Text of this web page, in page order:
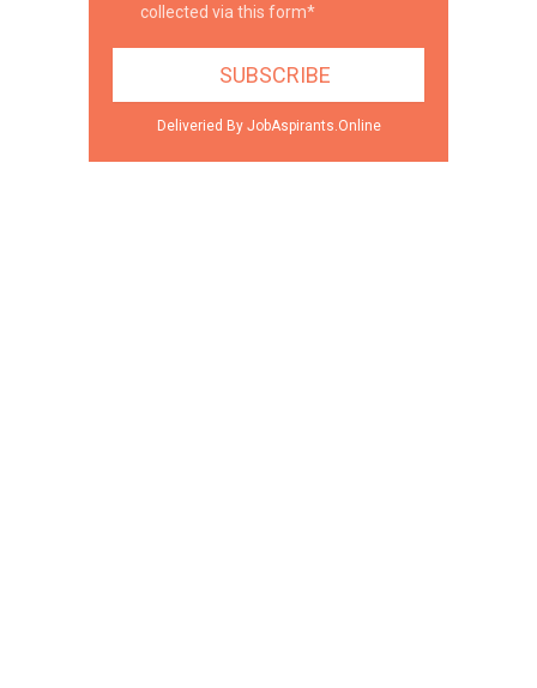
collected via this form*
Deliveried By JobAspirants.Online